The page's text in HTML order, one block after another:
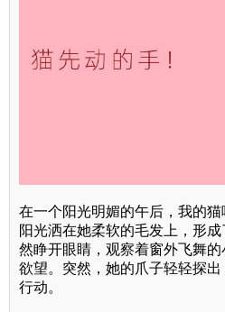
在一个阳光明媚的午后，我的猫
阳光洒在她柔软的毛发上，形
然睁开眼睛，观察着窗外飞舞
欲望。突然，她的爪子轻轻探
行动。